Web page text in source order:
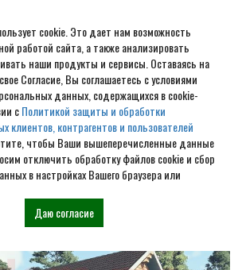
cookie. Это дает нам возможность
работой сайта, а также анализировать
наши продукты и сервисы. Оставаясь на
Согласие, Вы соглашаетесь с условиями
данных, содержащихся в cookie-
сПолитикой защиты и обработки
клиентов, контрагентов и пользователей
чтобы Ваши вышеперечисленные данные
отключить обработку файлов cookie и сбор
в настройках Вашего браузера или
Даю согласие
под ключ в